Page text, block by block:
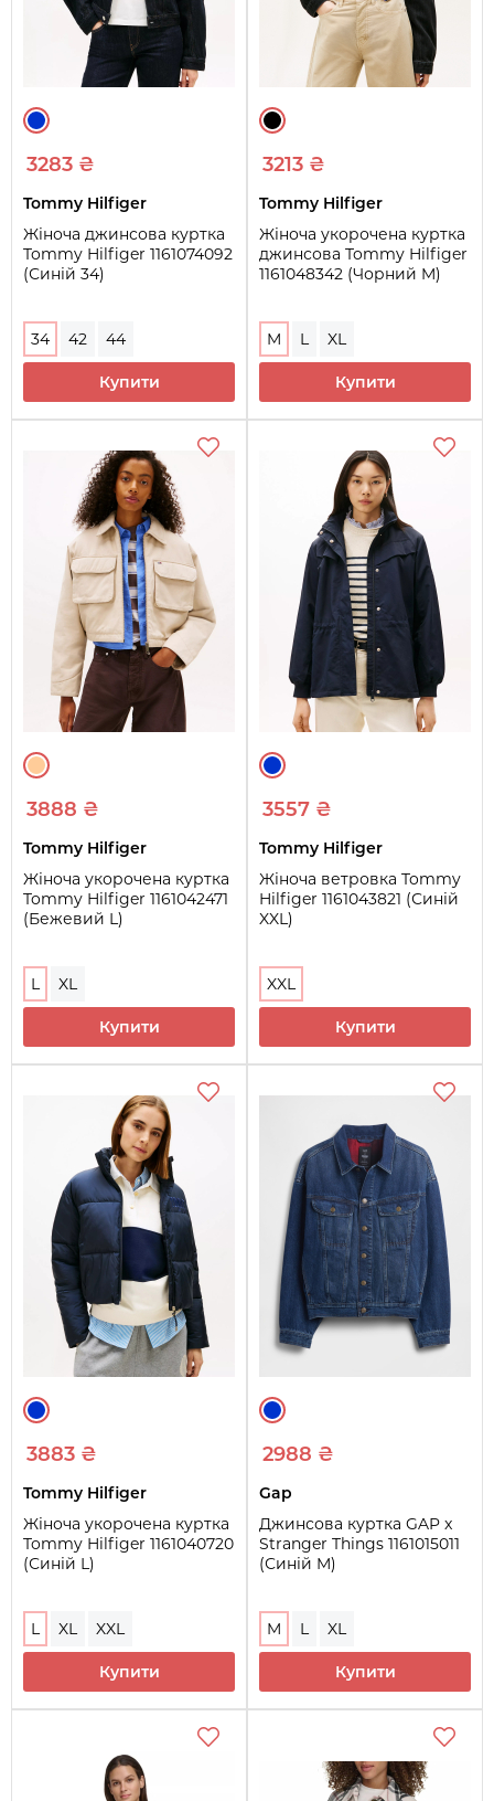
3283 ₴
Tommy Hilfiger
Жіноча джинсова куртка
Tommy Hilfiger 1161074092
(Синій 34)
34 42 44
Купити
3213 ₴
Tommy Hilfiger
Жіноча укорочена куртка
джинсова Tommy Hilfiger
1161048342 (Чорний M)
M L XL
Купити
3888 ₴
Tommy Hilfiger
Жіноча укорочена куртка
Tommy Hilfiger 1161042471
(Бежевий L)
L XL
Купити
3557 ₴
Tommy Hilfiger
Жіноча ветровка Tommy
Hilfiger 1161043821 (Синій
XXL)
XXL
Купити
3883 ₴
Tommy Hilfiger
Жіноча укорочена куртка
Tommy Hilfiger 1161040720
(Синій L)
L XL XXL
Купити
2988 ₴
Gap
Джинсова куртка GAP x
Stranger Things 1161015011
(Синій M)
M L XL
Купити